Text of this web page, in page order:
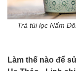
Trà túi lọc Nấm
Làm thế nào để